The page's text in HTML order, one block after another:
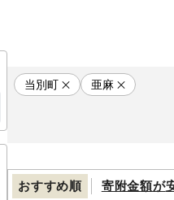
当別町 亜麻
おすすめ順 寄附金額が